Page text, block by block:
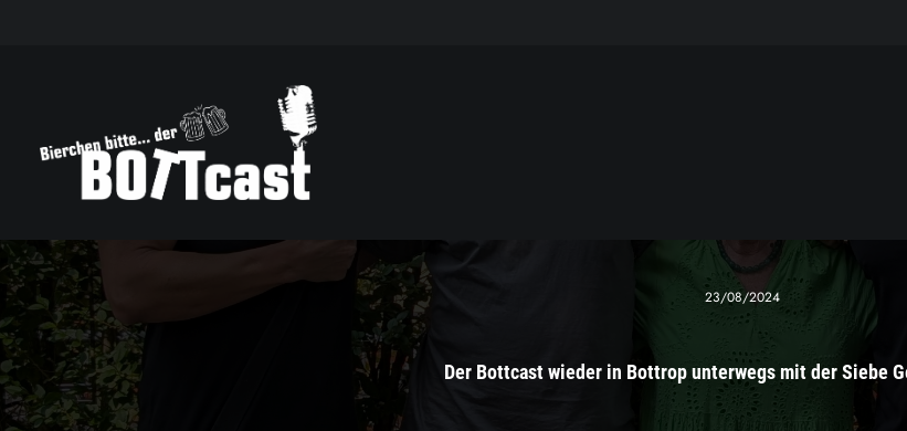
23/08/2024
Der Bottcast wieder in Bottrop unterwegs mit der Siebe